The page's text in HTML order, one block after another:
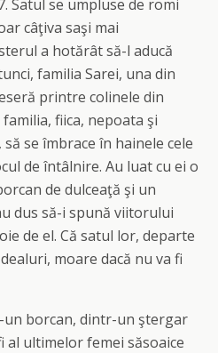
Satul se umpluse de romi
câţiva saşi mai
a hotărât să-l aducă
familia Sarei, una din
printre colinele din
fiica, nepoata şi
se îmbrace în hainele cele
de întâlnire. Au luat cu ei o
de dulceaţă şi un
dus să-i spună viitorului
de el. Că satul lor, departe
moare dacă nu va fi
borcan, dintr-un ştergar
al ultimelor femei săsoaice